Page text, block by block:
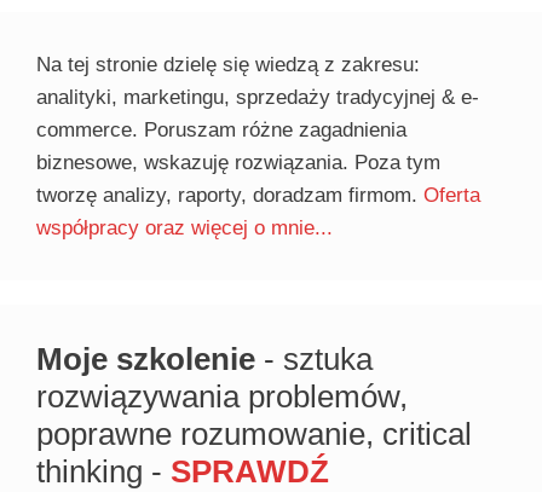
Na tej stronie dzielę się wiedzą z zakresu:
analityki, marketingu, sprzedaży tradycyjnej & e-
commerce. Poruszam różne zagadnienia
biznesowe, wskazuję rozwiązania. Poza tym
tworzę analizy, raporty, doradzam firmom. Oferta
współpracy oraz więcej o mnie...
Moje szkolenie - sztuka
rozwiązywania problemów,
poprawne rozumowanie, critical
thinking - SPRAWDŹ